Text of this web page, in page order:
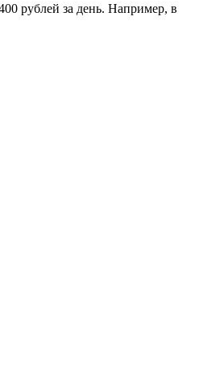
рублей за день. Например, в